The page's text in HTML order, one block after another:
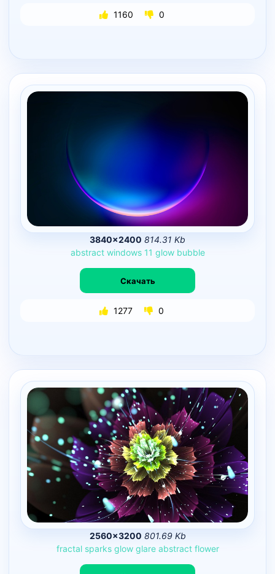
1160 0
3840×2400 814.31 Kb
abstract windows 11 glow bubble
Скачать
1277 0
2560×3200 801.69 Kb
fractal sparks glow glare abstract flower